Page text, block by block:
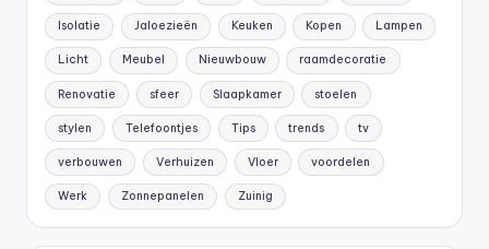
Isolatie Jaloezieën Keuken Kopen Lampen
Licht Meubel Nieuwbouw raamdecoratie
Renovatie sfeer Slaapkamer stoelen
stylen Telefoontjes Tips trends tv
verbouwen Verhuizen Vloer voordelen
Werk Zonnepanelen Zuinig